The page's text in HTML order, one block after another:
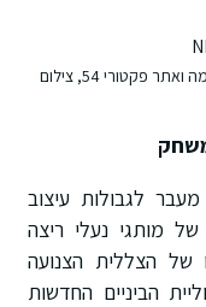
PUMA ForeverRun Nitro, בחנויות הדגל של פומה ואתר פקטורי 54, צילום
לגבולות עיצוב
מותגי נעלי ריצה
הצללית הצנועה
הביניים החדשות